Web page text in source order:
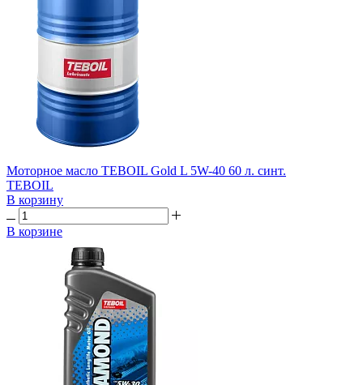
Моторное масло TEBOIL Gold L 5W-40 60 л. синт.
TEBOIL
В корзину
В корзине